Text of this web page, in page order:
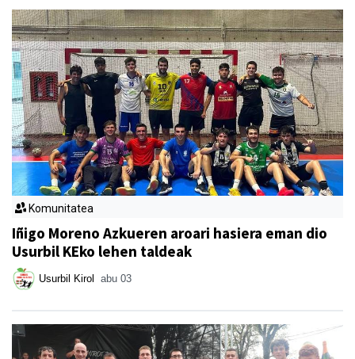
Komunitatea
Iñigo Moreno Azkueren aroari hasiera eman dio
Usurbil KEko lehen taldeak
Usurbil Kirol abu 03